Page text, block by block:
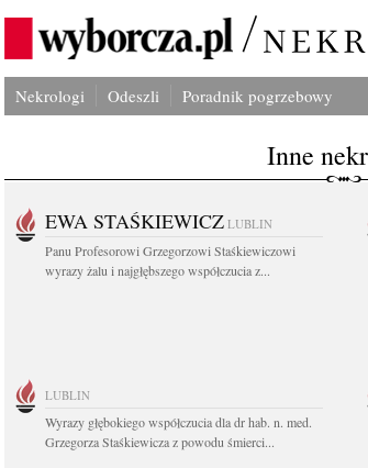
Nekrologi Odeszli Poradnik pogrzebowy
Inne
EWA STAŚKIEWICZ LUBLIN
Panu Profesorowi Grzegorzowi Staśkiewiczowi
wyrazy żalu i najgłębszego współczucia z...
LUBLIN
Wyrazy głębokiego współczucia dla dr hab. n. med.
Grzegorza Staśkiewicza z powodu śmierci...